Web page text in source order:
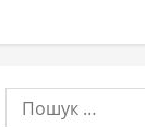
Пошук: